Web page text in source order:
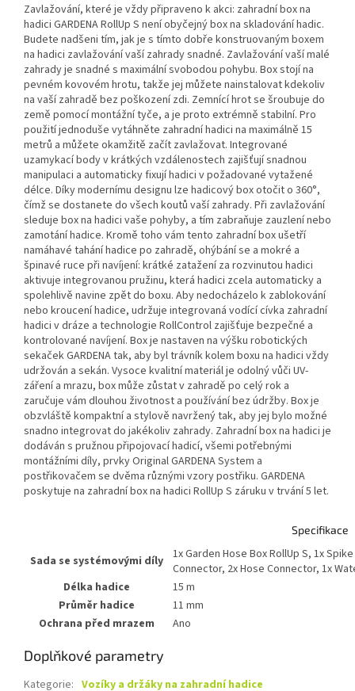
Zavlažování, které je vždy připraveno k akci: zahradní box na
hadici GARDENA RollUp S není obyčejný box na skladování hadic.
Budete nadšeni tím, jak je s tímto dobře konstruovaným boxem
na hadici zavlažování vaší zahrady snadné. Zavlažování vaší malé
zahrady je snadné s maximální svobodou pohybu. Box stojí na
pevném kovovém hrotu, takže jej můžete nainstalovat kdekoliv
na vaší zahradě bez poškození zdi. Zemnící hrot se šroubuje do
země pomocí montážní tyče, a je proto extrémně stabilní. Pro
použití jednoduše vytáhněte zahradní hadici na maximálně 15
metrů a můžete okamžitě začít zavlažovat. Integrované
uzamykací body v krátkých vzdálenostech zajišťují snadnou
manipulaci a automaticky fixují hadici v požadované vytažené
délce. Díky modernímu designu lze hadicový box otočit o 360°,
čímž se dostanete do všech koutů vaší zahrady. Při zavlažování
sleduje box na hadici vaše pohyby, a tím zabraňuje zauzlení nebo
zamotání hadice. Kromě toho vám tento zahradní box ušetří
namáhavé tahání hadice po zahradě, ohýbání se a mokré a
špinavé ruce při navíjení: krátké zatažení za rozvinutou hadici
aktivuje integrovanou pružinu, která hadici zcela automaticky a
spolehlivě navine zpět do boxu. Aby nedocházelo k zablokování
nebo kroucení hadice, udržuje integrovaná vodící cívka zahradní
hadici v dráze a technologie RollControl zajišťuje bezpečné a
kontrolované navíjení. Box je nastaven na výšku robotických
sekaček GARDENA tak, aby byl trávník kolem boxu na hadici vždy
udržován a sekán. Vysoce kvalitní materiál je odolný vůči UV-
záření a mrazu, box může zůstat v zahradě po celý rok a
zaručuje vám dlouhou životnost a používání bez údržby. Box je
obzvláště kompaktní a stylově navržený tak, aby jej bylo možné
snadno integrovat do jakékoliv zahrady. Zahradní box na hadici je
dodáván s pružnou připojovací hadicí, všemi potřebnými
montážními díly, prvky Original GARDENA System a
postřikovačem se dvěma různými vzory postřiku. GARDENA
poskytuje na zahradní box na hadici RollUp S záruku v trvání 5 let.
Specifikace
Sada se systémovými díly
1x Garden Hose Box RollUp S, 1x
Connector, 2x Hose Connector, 1x
Délka hadice
15 m
Průměr hadice
11 mm
Ochrana před mrazem
Ano
Doplňkové parametry
Kategorie: Vozíky a držáky na zahradní hadice